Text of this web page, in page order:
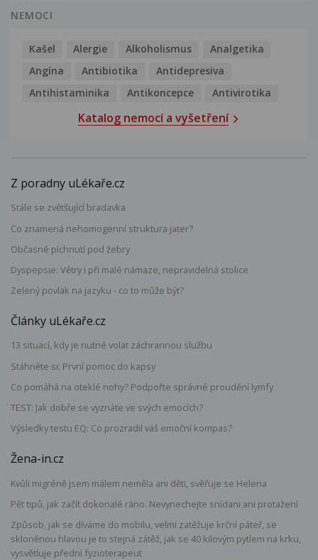
NEMOCI
Kašel Alergie Alkoholismus
Analgetika
Angína
Antibiotika
Antidepresiva
Antihistaminika
Antikoncepce Antivirotika
Katalog nemocí a vyšetření
Z poradny uLékaře.cz
Stále se zvětšující bradavka
Co znamená nehomogenní struktura jater?
Občasné píchnutí pod žebry
Dyspepsie: Větry i při malé námaze, nepravidelná stolice
Zelený povlak na jazyku - co to může být?
Články uLékaře.cz
13 situací, kdy je nutné volat záchrannou službu
Stáhněte si: První pomoc do kapsy
Co pomáhá na oteklé nohy? Podpořte správné proudění lymfy
TEST: Jak dobře se vyznáte ve svých emocích?
Výsledky testu EQ: Co prozradil váš emoční kompas?
Žena-in.cz
Kvůli migréně jsem málem neměla ani děti, svěřuje se Helena
Pět tipů, jak začít dokonalé ráno. Nevynechejte snídani ani protažení
Způsob, jak se díváme do mobilu, velmi zatěžuje krční páteř, se
skloněnou hlavou je to stejná zátěž, jak se 40 kilovým pytlem na krku,
vysvětluje přední fyzioterapeut